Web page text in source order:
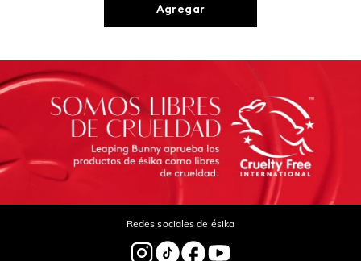
Agregar
Redes sociales de ésika